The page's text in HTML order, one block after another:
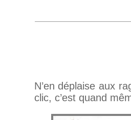
N’en déplaise aux
clic, c’est quand